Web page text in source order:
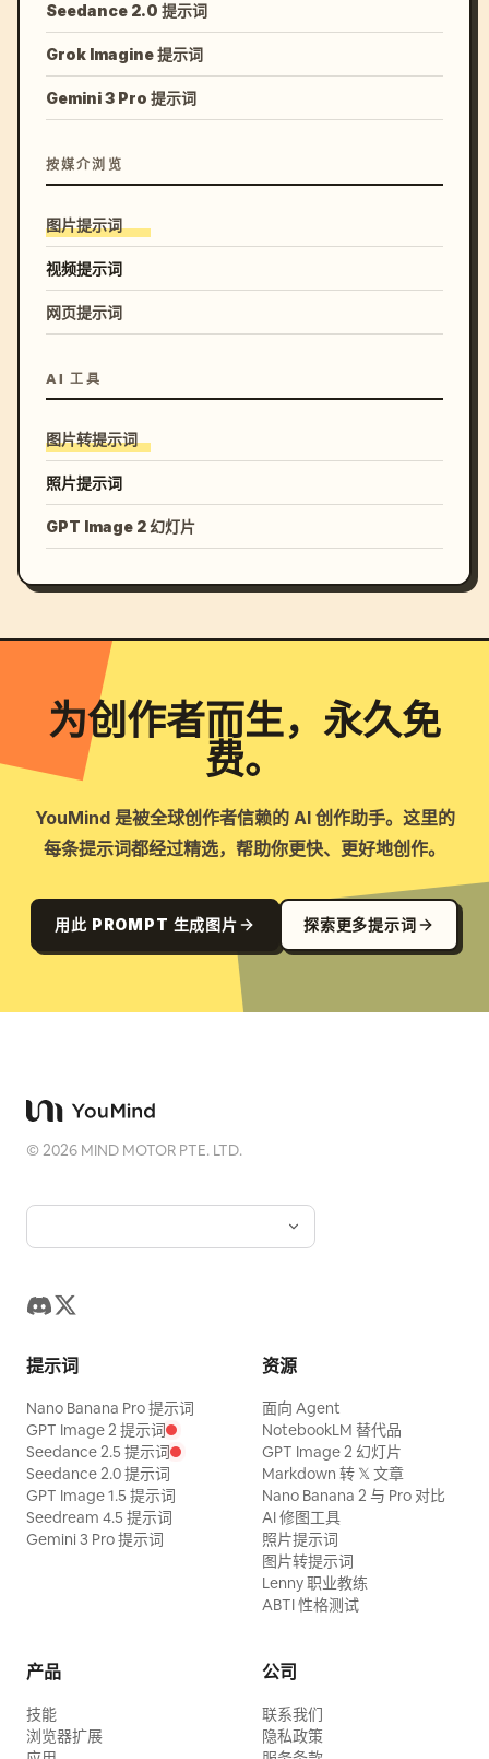
Seedance 2.0 提示词
Grok Imagine 提示词
Gemini 3 Pro 提示词
按媒介浏览
图片提示词
视频提示词
网页提示词
AI 工具
图片转提示词
照片提示词
GPT Image 2 幻灯片
为创作者而生，永久免
费。
YouMind 是被全球创作者信赖的 AI 创作助手。这里的
每条提示词都经过精选，帮助你更快、更好地创作。
用此 PROMPT 生成图片 探索更多提示词
©2026 MIND MOTOR PTE. LTD.
提示词
Nano Banana Pro 提示词
GPT Image 2 提示词
Seedance 2.5 提示词
Seedance 2.0 提示词
GPT Image 1.5 提示词
Seedream 4.5 提示词
Gemini 3 Pro 提示词
资源
面向 Agent
NotebookLM 替代品
GPT Image 2 幻灯片
Markdown 转 𝕏 文章
Nano Banana 2 与 Pro 对比
AI 修图工具
照片提示词
图片转提示词
Lenny 职业教练
ABTI 性格测试
产品
技能
浏览器扩展
公司
联系我们
隐私政策